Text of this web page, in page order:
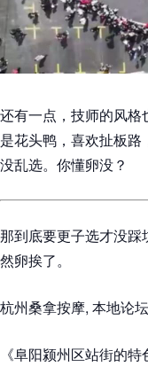
还有一点，技师的风
是花头鸭，喜欢扯板
没乱选。你懂卵没？
那到底要更子选才没
然卵挨了。
杭州桑拿按摩, 本地论
《阜阳颍州区站街的特